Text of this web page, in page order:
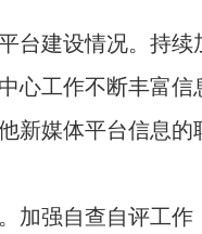
台建设情况。持
心工作不断丰富信
新媒体平台信息的
加强自查自评工